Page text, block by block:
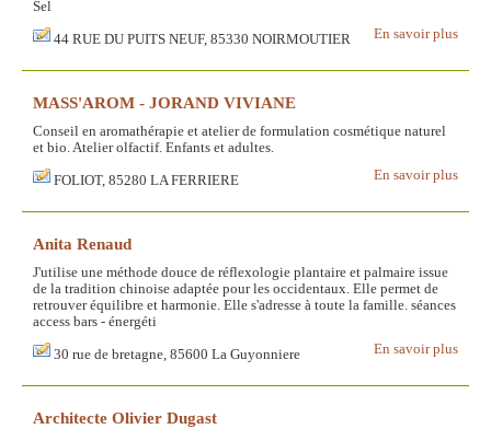
Sel
En savoir plus
44 RUE DU PUITS NEUF, 85330 NOIRMOUTIER
MASS'AROM - JORAND VIVIANE
Conseil en aromathérapie et atelier de formulation cosmétique naturel
et bio. Atelier olfactif. Enfants et adultes.
En savoir plus
FOLIOT, 85280 LA FERRIERE
Anita Renaud
J'utilise une méthode douce de réflexologie plantaire et palmaire issue
de la tradition chinoise adaptée pour les occidentaux. Elle permet de
retrouver équilibre et harmonie. Elle s'adresse à toute la famille. séances
access bars - énergéti
En savoir plus
30 rue de bretagne, 85600 La Guyonniere
Architecte Olivier Dugast